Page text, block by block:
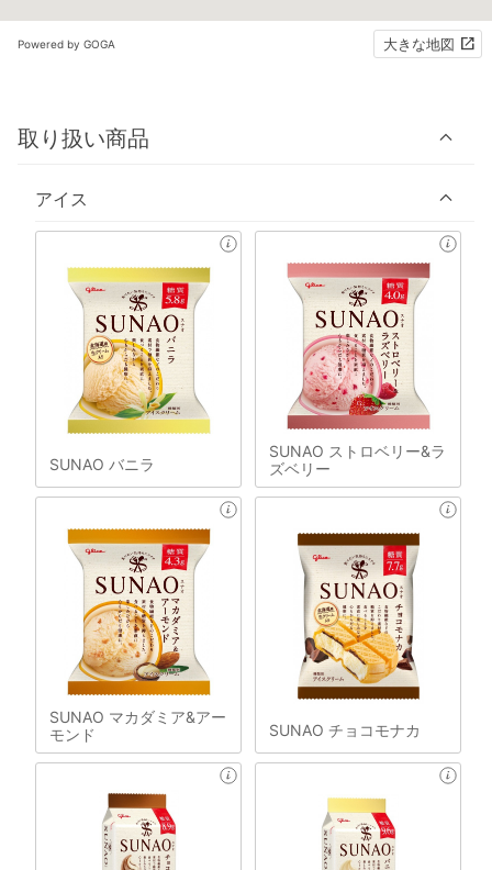
Powered by GOGA 大きな地図
取り扱い商品
アイス
SUNAO バニラ
SUNAO ストロベリー&ラ
ズベリー
SUNAO マカダミア&アー
モンド
SUNAO チョコモナカ